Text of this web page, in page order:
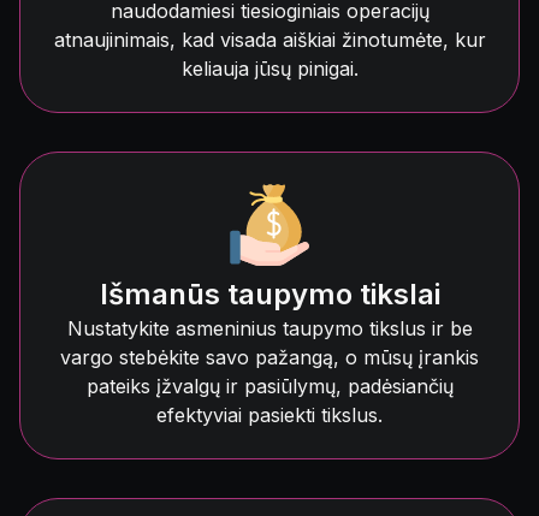
naudodamiesi tiesioginiais operacijų
atnaujinimais, kad visada aiškiai žinotumėte, kur
keliauja jūsų pinigai.
Išmanūs taupymo tikslai
Nustatykite asmeninius taupymo tikslus ir be
vargo stebėkite savo pažangą, o mūsų įrankis
pateiks įžvalgų ir pasiūlymų, padėsiančių
efektyviai pasiekti tikslus.